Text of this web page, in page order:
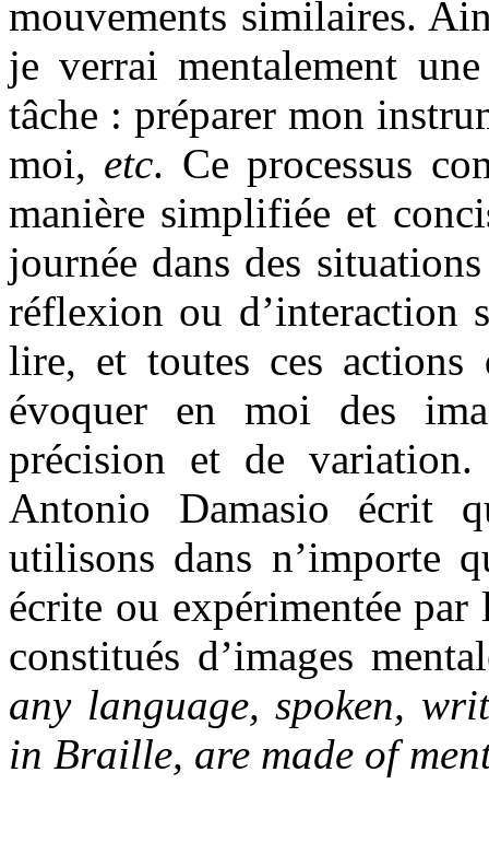
mouvements similaires.
je verrai mentalement
tâche : préparer mon
moi, etc. Ce processus
manière simplifiée et
journée dans des
réflexion ou d’interaction
lire, et toutes ces actions
évoquer en moi des
précision et de variation.
Antonio Damasio écrit
utilisons dans n’importe
écrite ou expérimentée
constitués d’images
any language, spoken,
in Braille, are made of